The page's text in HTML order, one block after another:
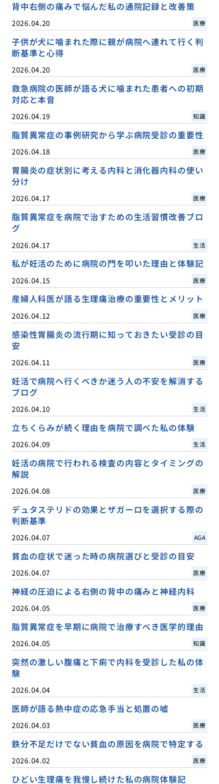
背中右側の痛みで悩んだ私の通院記録と改善策
2026.04.20 医療
子供が犬に噛まれた際に親が病院へ連れて行く判
断基準と心得
2026.04.20 医療
救急病院の医師が語る犬に噛まれた患者への初期
対応と本音
2026.04.19 知識
脂質異常症の事例研究から学ぶ病院受診の重要性
2026.04.18 医療
胃腸炎の症状別に考える内科と消化器内科の使い
分け
2026.04.17 医療
脂質異常症を病院で治すための生活習慣改善ブロ
グ
2026.04.17 生活
私が妊活のために病院の門を叩いた理由と体験記
2026.04.15 医療
産婦人科医が語る生理痛治療の重要性とメリット
2026.04.12 医療
感染性胃腸炎の流行期に知っておきたい受診の目
安
2026.04.11 医療
妊活で病院へ行くべきか迷う人の不安を解消する
ブログ
2026.04.10 生活
立ちくらみが続く理由を病院で調べた私の体験
2026.04.09 生活
妊活の病院で行われる検査の内容とタイミングの
解説
2026.04.08 医療
デュタステリドの効果とザガーロを選択する際の
判断基準
2026.04.07 AGA
貧血の症状で迷った時の病院選びと受診の目安
2026.04.07 医療
神経の圧迫による右側の背中の痛みと神経内科
2026.04.05 医療
脂質異常症を早期に病院で治療すべき医学的理由
2026.04.05 知識
突然の激しい腹痛と下痢で内科を受診した私の体
験
2026.04.04 生活
医師が語る熱中症の応急手当と処置の嘘
2026.04.03 医療
鉄分不足だけでない貧血の原因を病院で特定する
2026.04.02 医療
ひどい生理痛を我慢し続けた私の病院体験記